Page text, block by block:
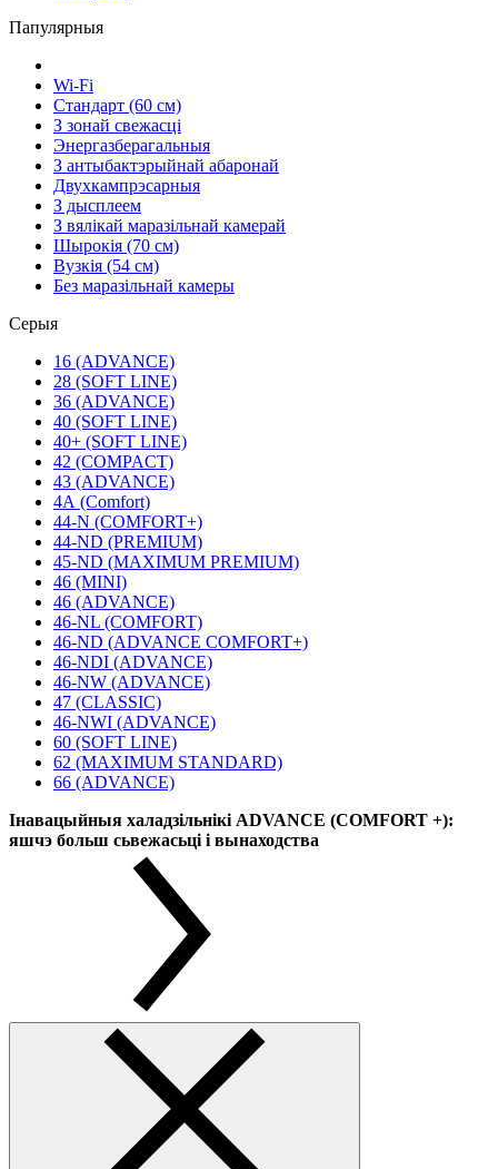
Папулярныя
Wi-Fi
Стандарт (60 см)
З зонай свежасці
Энергазберагальныя
З антыбактэрыйнай абаронай
Двухкампрэсарныя
З дысплеем
З вялікай маразільнай камерай
Шырокія (70 см)
Вузкія (54 см)
Без маразільнай камеры
Серыя
16 (ADVANCE)
28 (SOFT LINE)
36 (ADVANCE)
40 (SOFT LINE)
40+ (SOFT LINE)
42 (COMPACT)
43 (ADVANCE)
4А (Comfort)
44-N (COMFORT+)
44-ND (PREMIUM)
45-ND (MAXIMUM PREMIUM)
46 (MINI)
46 (ADVANCE)
46-NL (COMFORT)
46-ND (ADVANCE COMFORT+)
46-NDI (ADVANCE)
46-NW (ADVANCE)
47 (CLASSIC)
46-NWI (ADVANCE)
60 (SOFT LINE)
62 (MAXIMUM STANDARD)
66 (ADVANCE)
Інавацыйныя халадзільнікі ADVANCE (COMFORT +):
яшчэ больш сьвежасьці і вынаходства